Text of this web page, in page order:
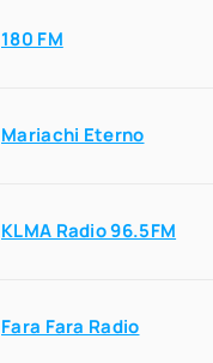
180 FM
Mariachi Eterno
KLMA Radio 96.5FM
Fara Fara Radio